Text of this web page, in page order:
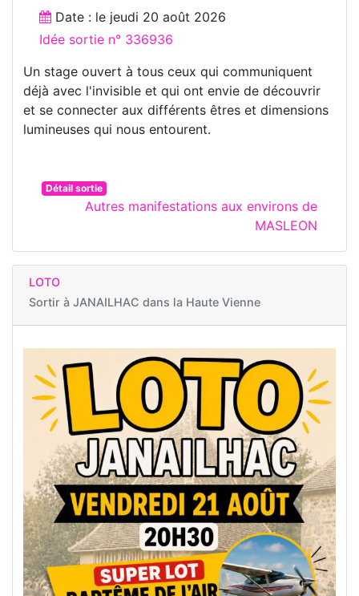
Date : le jeudi 20 août 2026
Idée sortie n° 336936
Un stage ouvert à tous ceux qui communiquent
déjà avec l'invisible et qui ont envie de découvrir
et se connecter aux différents êtres et dimensions
lumineuses qui nous entourent.
Détail sortie
Autres manifestations aux environs de
MASLEON
LOTO
Sortir à JANAILHAC dans la Haute Vienne